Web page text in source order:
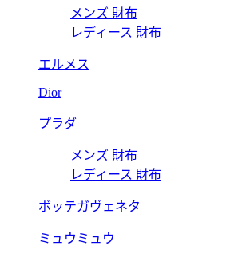
メンズ 財布
レディース 財布
エルメス
Dior
プラダ
メンズ 財布
レディース 財布
ボッテガヴェネタ
ミュウミュウ